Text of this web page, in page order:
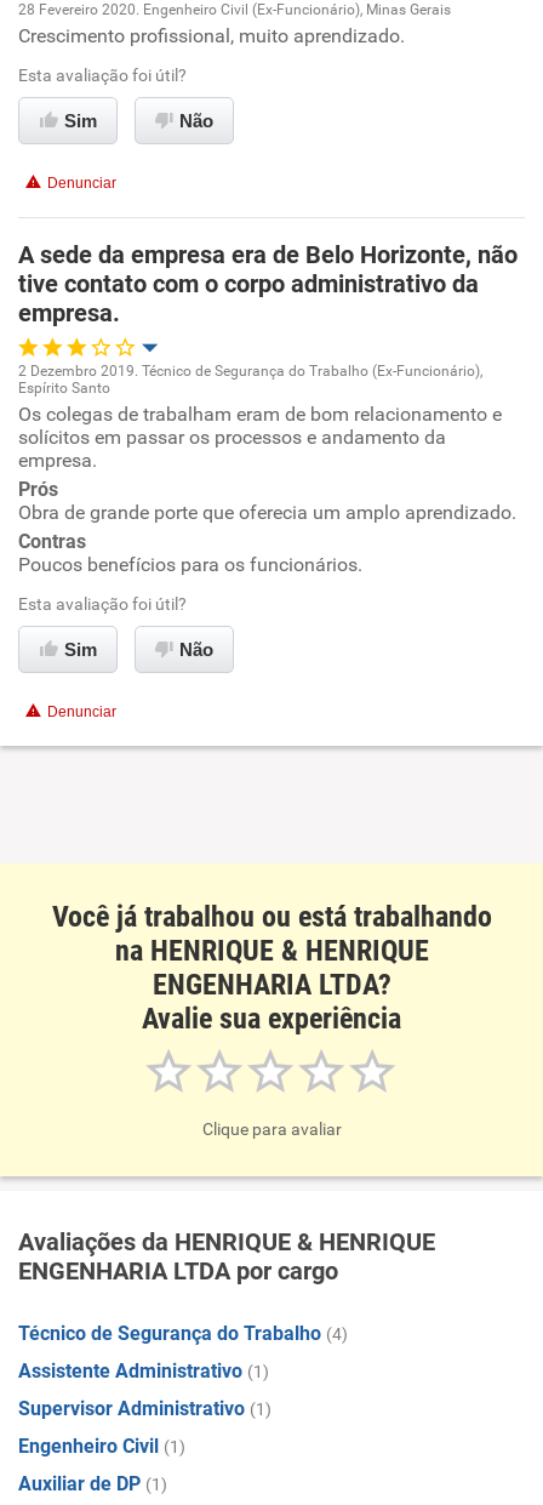
Oportunidade de promoção
Ambiente de trabalho
Benefícios
Recomenda esta empresa
28 Fevereiro 2020. Engenheiro Civil (Ex-Funcionário), Minas Gerais
Crescimento profissional, muito aprendizado.
Esta avaliação foi útil?
Sim Não
Denunciar
A sede da empresa era de Belo Horizonte, não
tive contato com o corpo administrativo da
empresa.
Oportunidade de promoção
Ambiente de trabalho
Conciliação com a vida familiar
Recomenda esta empresa
2 Dezembro 2019. Técnico de Segurança do Trabalho (Ex-Funcionário),
Espírito Santo
Os colegas de trabalham eram de bom relacionamento e
solícitos em passar os processos e andamento da
empresa.
Prós
Obra de grande porte que oferecia um amplo aprendizado.
Contras
Poucos benefícios para os funcionários.
Esta avaliação foi útil?
Sim Não
Denunciar
Você já trabalhou ou está trabalhando
na HENRIQUE & HENRIQUE
ENGENHARIA LTDA?
Avalie sua experiência
Clique para avaliar
Avaliações da HENRIQUE & HENRIQUE
ENGENHARIA LTDA por cargo
Técnico de Segurança do Trabalho (4)
Assistente Administrativo (1)
Supervisor Administrativo (1)
Engenheiro Civil (1)
Auxiliar de DP (1)